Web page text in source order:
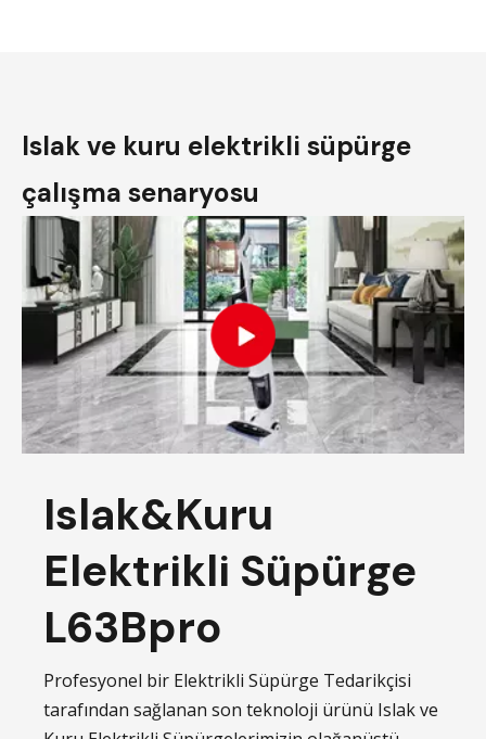
Islak ve kuru elektrikli süpürge
çalışma senaryosu
Islak&Kuru
Elektrikli Süpürge
L63Bpro
Profesyonel bir Elektrikli Süpürge Tedarikçisi
tarafından sağlanan son teknoloji ürünü Islak ve